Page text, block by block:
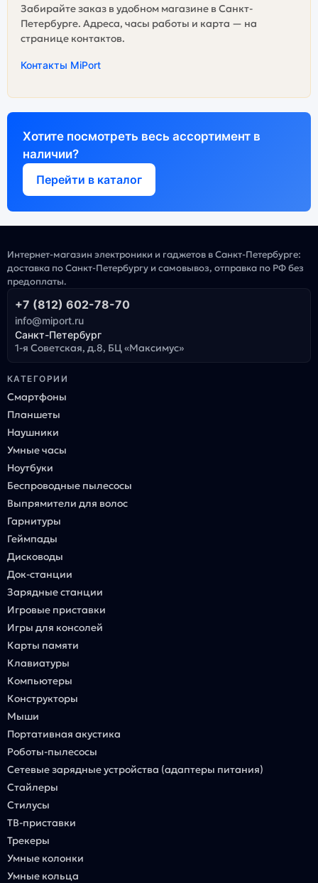
Забирайте заказ в удобном магазине в Санкт-
Петербурге. Адреса, часы работы и карта — на
странице контактов.
Контакты MiPort
Хотите посмотреть весь ассортимент в
наличии?
Перейти в каталог
Интернет-магазин электроники и гаджетов в Санкт-Петербурге:
доставка по Санкт-Петербургу и самовывоз, отправка по РФ без
предоплаты.
+7 (812) 602-78-70
info@miport.ru
Санкт-Петербург
1-я Советская, д.8, БЦ «Максимус»
КАТЕГОРИИ
Смартфоны
Планшеты
Наушники
Умные часы
Ноутбуки
Беспроводные пылесосы
Выпрямители для волос
Гарнитуры
Геймпады
Дисководы
Док-станции
Зарядные станции
Игровые приставки
Игры для консолей
Карты памяти
Клавиатуры
Компьютеры
Конструкторы
Мыши
Портативная акустика
Роботы-пылесосы
Сетевые зарядные устройства (адаптеры питания)
Стайлеры
Стилусы
ТВ-приставки
Трекеры
Умные колонки
Умные кольца